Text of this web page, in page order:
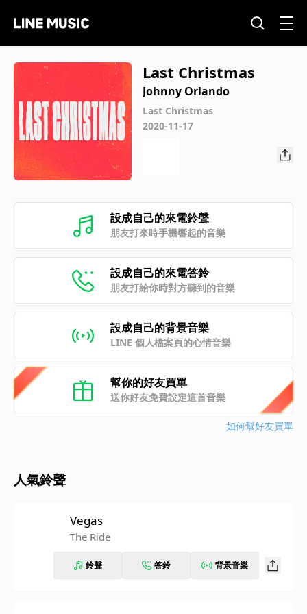
Last Christmas
Johnny Orlando
Last Christmas
2020-11-17
設成自己的來電鈴聲
朋友打來時手機響起的音樂
設成自己的來電答鈴
朋友打給你時對方聽到的音樂
設成自己的背景音樂
LINE 個人檔案頁的心情音樂
幫你的好友買單
送你好友免費設定這首音樂
如何幫好友買單
人氣鈴聲
Vegas
The Ride
鈴聲 答鈴 背景音樂